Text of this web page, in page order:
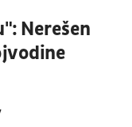
Nerešen